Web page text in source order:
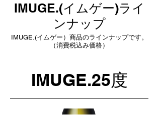
IMUGE.(イムゲー)ライ
ンナップ
IMUGE.(イムゲー）商品のラインナップです。
（消費税込み価格）
IMUGE.25度